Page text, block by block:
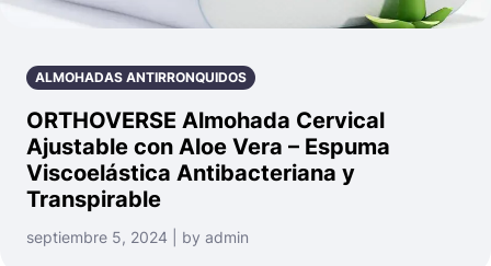
ALMOHADAS ANTIRRONQUIDOS
ORTHOVERSE Almohada Cervical
Ajustable con Aloe Vera – Espuma
Viscoelástica Antibacteriana y
Transpirable
septiembre 5, 2024 | by admin